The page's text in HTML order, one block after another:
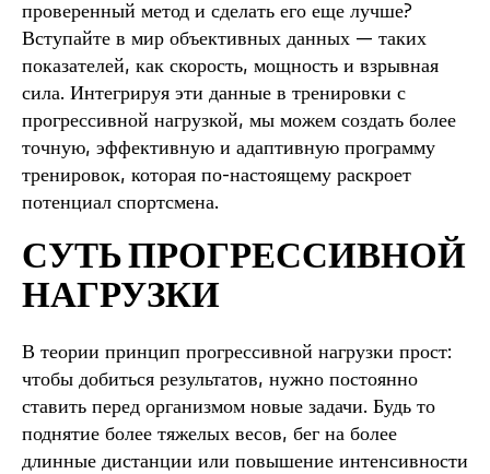
проверенный метод и сделать его еще лучше?
Вступайте в мир объективных данных — таких
показателей, как скорость, мощность и взрывная
сила. Интегрируя эти данные в тренировки с
прогрессивной нагрузкой, мы можем создать более
точную, эффективную и адаптивную программу
тренировок, которая по-настоящему раскроет
потенциал спортсмена.
СУТЬ ПРОГРЕССИВНОЙ
НАГРУЗКИ
В теории принцип прогрессивной нагрузки прост:
чтобы добиться результатов, нужно постоянно
ставить перед организмом новые задачи. Будь то
поднятие более тяжелых весов, бег на более
длинные дистанции или повышение интенсивности